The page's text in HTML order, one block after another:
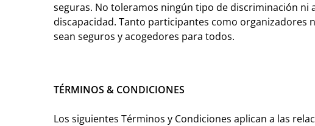
seguras. No toleramos ningún tipo de discriminación ni
discapacidad. Tanto participantes como
sean seguros y acogedores para todos.
TÉRMINOS & CONDICIONES
Los siguientes Términos y Condiciones aplican a las